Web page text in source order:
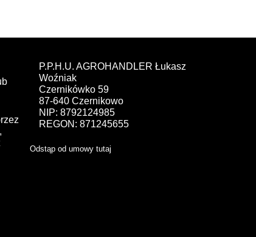
P.P.H.U. AGROHANDLER Łukasz
Woźniak
Czernikówko 59
87-640 Czernikowo
NIP: 8792124985
REGON: 871245655
Odstąp od umowy tutaj